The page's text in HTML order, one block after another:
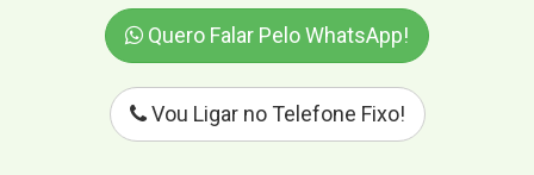
Quero Falar Pelo WhatsApp!
Vou Ligar no Telefone Fixo!